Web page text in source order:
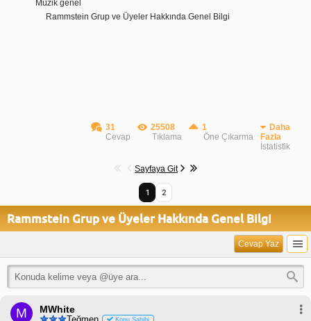
Müzik genel
Rammstein Grup ve Üyeler Hakkında Genel Bilgi
31
Cevap
25508
Tıklama
1
Öne Çıkarma
Daha
Fazla
İstatistik
Sayfaya Git
1 2
Rammstein Grup ve Üyeler Hakkında Genel Bilgi
Cevap Yaz
M MWhite